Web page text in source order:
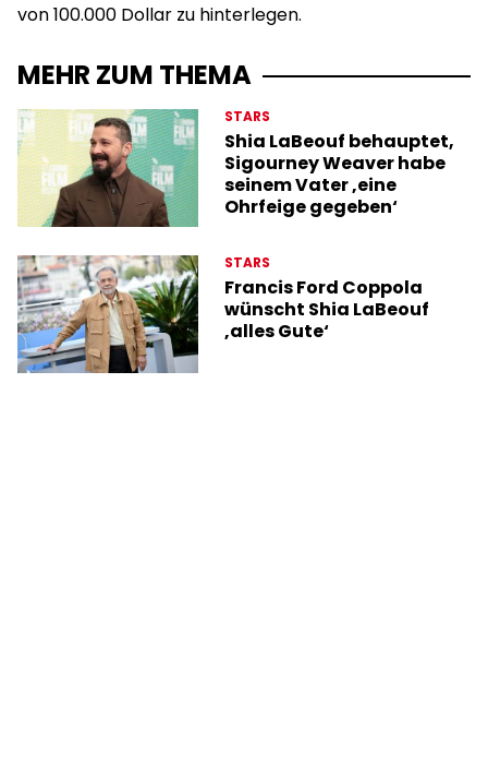
von 100.000 Dollar zu hinterlegen.
MEHR ZUM THEMA
STARS
Shia LaBeouf behauptet,
Sigourney Weaver habe
seinem Vater ‚eine
Ohrfeige gegeben‘
STARS
Francis Ford Coppola
wünscht Shia LaBeouf
‚alles Gute‘